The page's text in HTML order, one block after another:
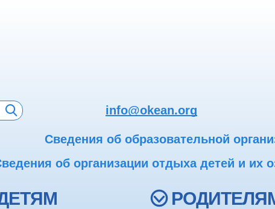
info@okean.org
Сведения об образовательной
об организации отдыха детей и их